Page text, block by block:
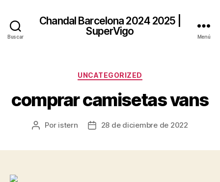
Buscar
Chandal Barcelona 2024 2025 |
SuperVigo
Menú
Categorías
UNCATEGORIZED
comprar camisetas vans
Autor
Por istern
Fecha28 de diciembre de 2022